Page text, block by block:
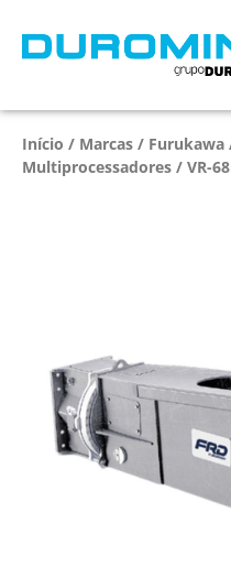
Início / Marcas / Furukawa
Multiprocessadores / VR-